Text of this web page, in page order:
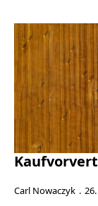
Carl Nowaczyk